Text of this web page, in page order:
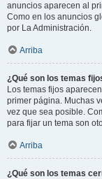
anuncios aparecen al
Como en los anuncios
por La Administración.
Arriba
¿Qué son los temas
Los temas fijos
primer página. Muchas
vez que sea posible.
para fijar un tema son
Arriba
¿Qué son los temas